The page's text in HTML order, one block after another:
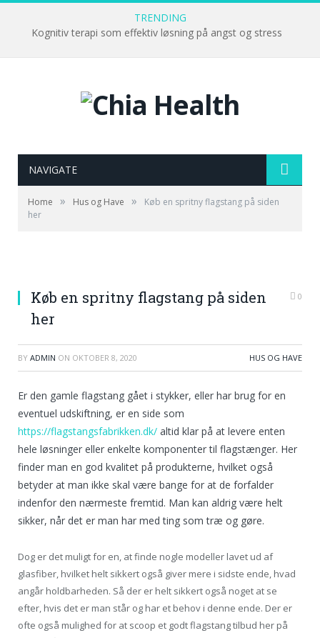
TRENDING
Kognitiv terapi som effektiv løsning på angst og stress
NAVIGATE
Home » Hus og Have »
Køb en spritny flagstang på siden
her
Køb en spritny flagstang på siden
her
0
BY ADMIN ON OKTOBER 8, 2020 HUS OG HAVE
Er den gamle flagstang gået i stykker, eller har brug for en
eventuel udskiftning, er en side som
https://flagstangsfabrikken.dk/ altid klar på at levere enten
hele løsninger eller enkelte komponenter til flagstænger. Her
finder man en god kvalitet på produkterne, hvilket også
betyder at man ikke skal være bange for at de forfalder
indenfor den nærmeste fremtid. Man kan aldrig være helt
sikker, når det er man har med ting som træ og gøre.
Dog er det muligt for en, at finde nogle modeller lavet ud af
glasfiber, hvilket helt sikkert også giver mere i sidste ende, hvad
angår holdbarheden. Så der er helt sikkert også noget at se
efter, hvis det er man står og har et behov i denne ende. Der er
ofte også mulighed for at scoop et godt flagstang tilbud her på